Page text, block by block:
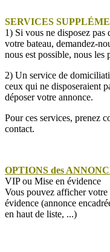
SERVICES
1) Si vous ne disposez
votre bateau, demandez-
nous est possible, nous les
2) Un service de
ceux qui ne disposeraient
déposer votre annonce.
Pour ces services, prenez
contact.
OPTIONS des
VIP ou Mise en évidence
Vous pouvez afficher votre
évidence (annonce
en haut de liste, ...)